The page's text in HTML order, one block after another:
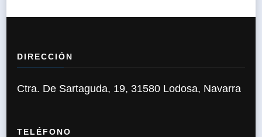
DIRECCIÓN
Ctra. De Sartaguda, 19, 31580 Lodosa, Navarra
TELÉFONO